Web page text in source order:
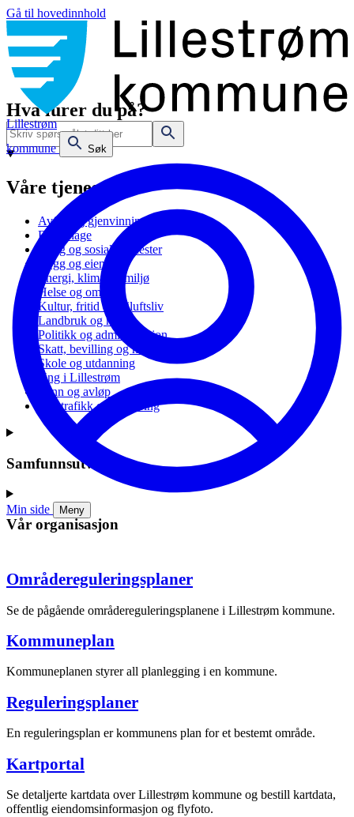
Gå til hovedinnhold
Lillestrøm
kommune
Søk
Min side Meny
Hva lurer du på?
Våre tjenester
Avfall og gjenvinning
Barnehage
Bolig og sosiale tjenester
Bygg og eiendom
Energi, klima og miljø
Helse og omsorg
Kultur, fritid og friluftsliv
Landbruk og natur
Politikk og administrasjon
Skatt, bevilling og næring
Skole og utdanning
Ung i Lillestrøm
Vann og avløp
Vei, trafikk og parkering
Samfunnsutvikling
Vår organisasjon
Områdereguleringsplaner
Se de pågående områdereguleringsplanene i Lillestrøm kommune.
Kommuneplan
Kommuneplanen styrer all planlegging i en kommune.
Reguleringsplaner
En reguleringsplan er kommunens plan for et bestemt område.
Kartportal
Se detaljerte kartdata over Lillestrøm kommune og bestill kartdata,
offentlig eiendomsinformasjon og flyfoto.